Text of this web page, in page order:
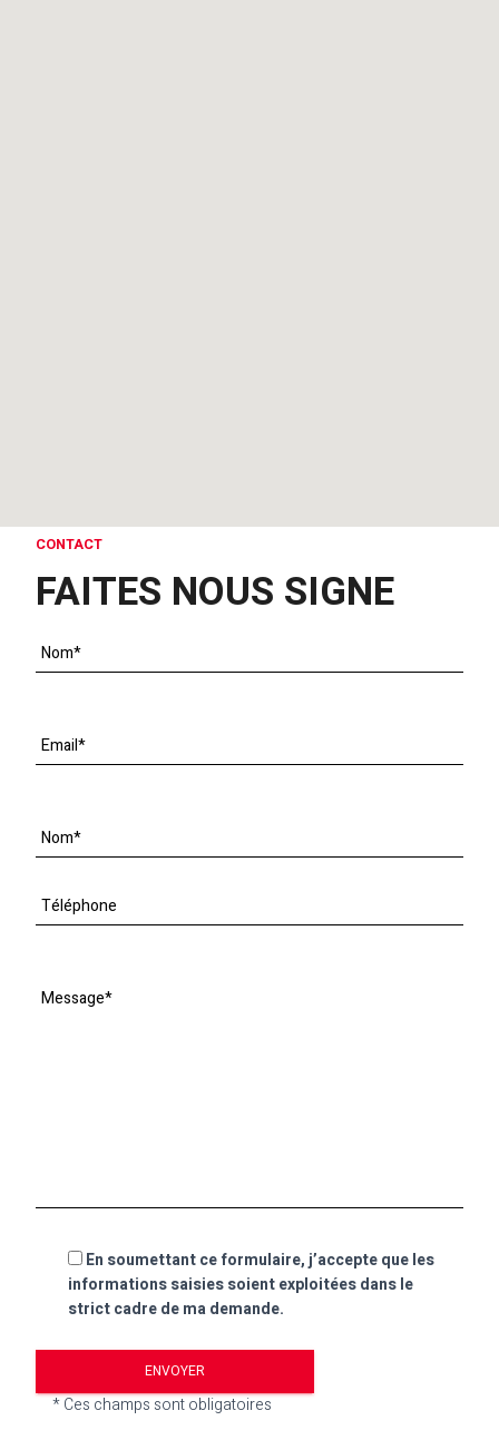
CONTACT
FAITES NOUS SIGNE
En soumettant ce formulaire, j’accepte que les
informations saisies soient exploitées dans le
strict cadre de ma demande.
* Ces champs sont obligatoires